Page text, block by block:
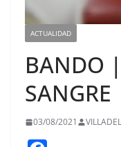
ACTUALIDAD
BANDO
SANGRE
03/08/2021